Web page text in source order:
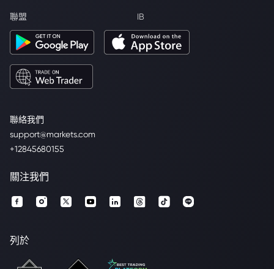
聯絡我們
support@markets.com
+12845680155
聯盟 IB
關注我們
列於